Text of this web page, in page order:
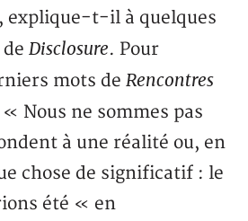
explique-t-il à quelques
deDisclosure. Pour
mots deRencontres
« Nous ne sommes pas
à une réalité ou, en
chose de significatif : le
été « en